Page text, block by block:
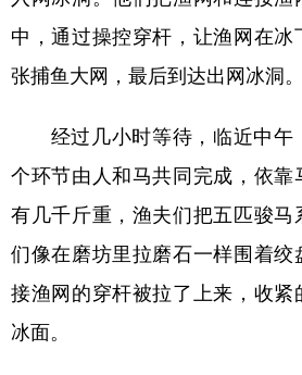
中，通过操控穿杆，让渔网在
张捕鱼大网，最后到达出网冰洞。
经过几小时等待，临近中午
个环节由人和马共同完成，依靠
有几千斤重，渔夫们把五匹骏
们像在磨坊里拉磨石一样围着
接渔网的穿杆被拉了上来，收紧
冰面。